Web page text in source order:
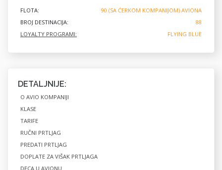
FLOTA:
90 (SA ĆERKOM KOMPANIJOM) AVIONA
BROJ DESTINACIJA:
88
LOYALTY PROGRAMI:
FLYING BLUE
DETALJNIJE:
O AVIO KOMPANIJI
KLASE
TARIFE
RUČNI PRTLJAG
PREDATI PRTLJAG
DOPLATE ZA VIŠAK PRTLJAGA
DECA U AVIONU